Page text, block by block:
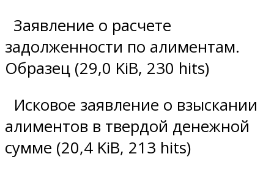
Заявление о расчете
задолженности по алиментам.
Образец (29,0 KiB, 230 hits)
Исковое заявление о взыскании
алиментов в твердой денежной
сумме (20,4 KiB, 213 hits)